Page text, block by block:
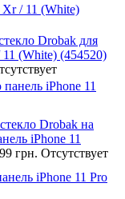
Xr / 11 (White)
Drobak для
(White) (454520)
iPhone 11
Drobak на
iPhone 11
грн. Отсутствует
iPhone 11 Pro